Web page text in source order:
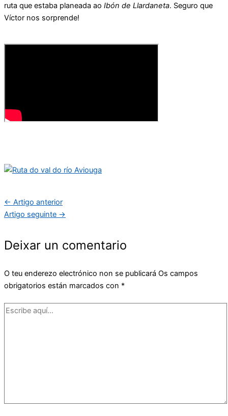
ruta que estaba planeada ao Ibón de Llardaneta. Seguro que
Víctor nos sorprende!
← Artigo anterior
Artigo seguinte →
Deixar un comentario
O teu enderezo electrónico non se publicará Os campos
obrigatorios están marcados con *
Escribe